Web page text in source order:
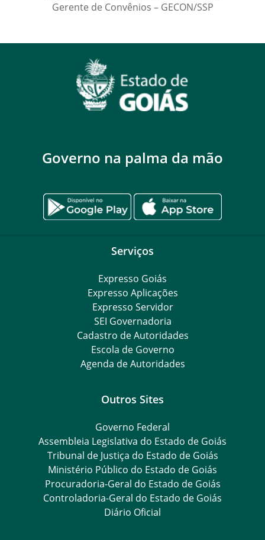
Gerente de Convênios – GECON/SSP
Governo na palma da mão
Serviços
Expresso Goiás
Expresso Aplicações
Expresso Servidor
SEI Governadoria
Cadastro de Autoridades
Escola de Governo
Agenda de Autoridades
Outros Sites
Governo Federal
Assembleia Legislativa do Estado de Goiás
Tribunal de Justiça do Estado de Goiás
Ministério Público do Estado de Goiás
Procuradoria-Geral do Estado de Goiás
Controladoria-Geral do Estado de Goiás
Diário Oficial